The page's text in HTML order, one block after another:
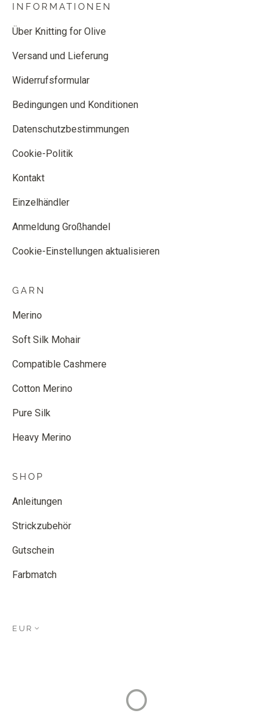
INFORMATIONEN
Über Knitting for Olive
Versand und Lieferung
Widerrufsformular
Bedingungen und Konditionen
Datenschutzbestimmungen
Cookie-Politik
Kontakt
Einzelhändler
Anmeldung Großhandel
Cookie-Einstellungen aktualisieren
GARN
Merino
Soft Silk Mohair
Compatible Cashmere
Cotton Merino
Pure Silk
Heavy Merino
SHOP
Anleitungen
Strickzubehör
Gutschein
Farbmatch
EUR